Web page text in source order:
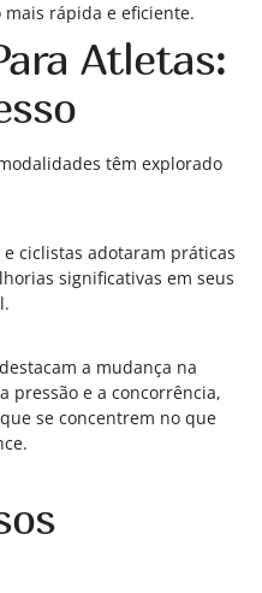
rápida e eficiente.
Atletas:
têm explorado
ciclistas adotaram práticas
significativas em seus
a mudança na
pressão e a concorrência,
se concentrem no que